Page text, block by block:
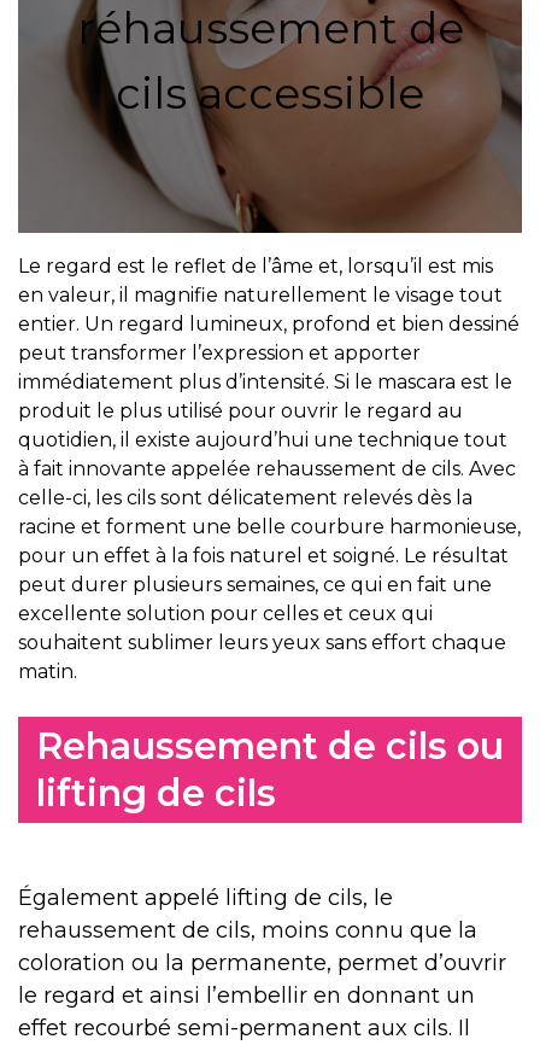
réhaussement de
cils accessible
Le regard est le reflet de l’âme et, lorsqu’il est mis
en valeur, il magnifie naturellement le visage tout
entier. Un regard lumineux, profond et bien dessiné
peut transformer l’expression et apporter
immédiatement plus d’intensité. Si le mascara est le
produit le plus utilisé pour ouvrir le regard au
quotidien, il existe aujourd’hui une technique tout
à fait innovante appelée rehaussement de cils. Avec
celle-ci, les cils sont délicatement relevés dès la
racine et forment une belle courbure harmonieuse,
pour un effet à la fois naturel et soigné. Le résultat
peut durer plusieurs semaines, ce qui en fait une
excellente solution pour celles et ceux qui
souhaitent sublimer leurs yeux sans effort chaque
matin.
Rehaussement de cils ou
lifting de cils
Également appelé lifting de cils, le
rehaussement de cils, moins connu que la
coloration ou la permanente, permet d’ouvrir
le regard et ainsi l’embellir en donnant un
effet recourbé semi-permanent aux cils. Il